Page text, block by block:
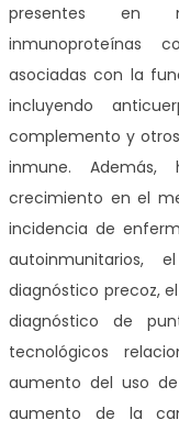
presentes en
inmunoproteínas
asociadas con la
incluyendo
complemento y
inmune. Además,
crecimiento en el
incidencia de
autoinmunitarios,
diagnóstico precoz,
diagnóstico de
tecnológicos
aumento del uso
aumento de la